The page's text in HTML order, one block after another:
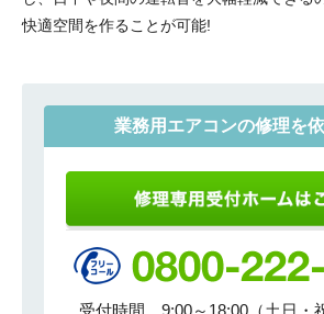
快適空間を作ることが可能!
業務用エアコンの修理を
受付時間 9:00～18:00（土日・